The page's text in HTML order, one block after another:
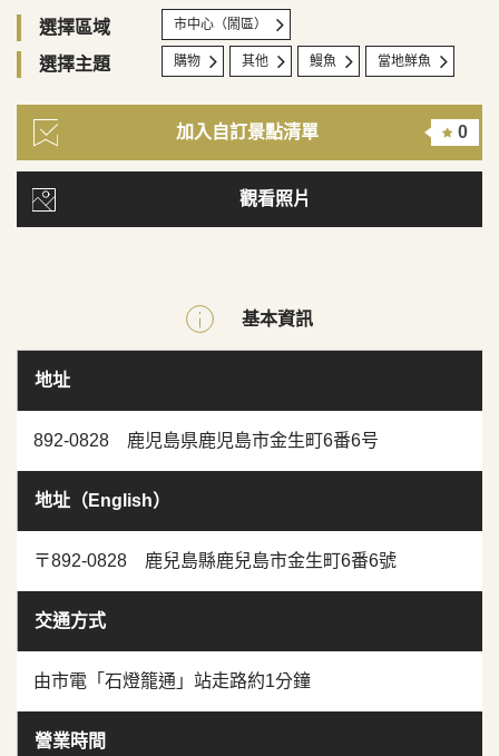
選擇區域 市中心（鬧區）
選擇主題 購物 其他 鰻魚 當地鮮魚
加入自訂景點清單 0
觀看照片
基本資訊
地址
892-0828 鹿児島県鹿児島市金生町6番6号
地址（English）
〒892-0828 鹿兒島縣鹿兒島市金生町6番6號
交通方式
由市電「石燈籠通」站走路約1分鐘
營業時間